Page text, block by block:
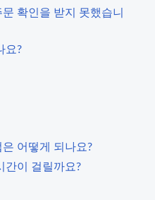
확인을 받지 못했습니
요?
어떻게 되나요?
간이 걸릴까요?